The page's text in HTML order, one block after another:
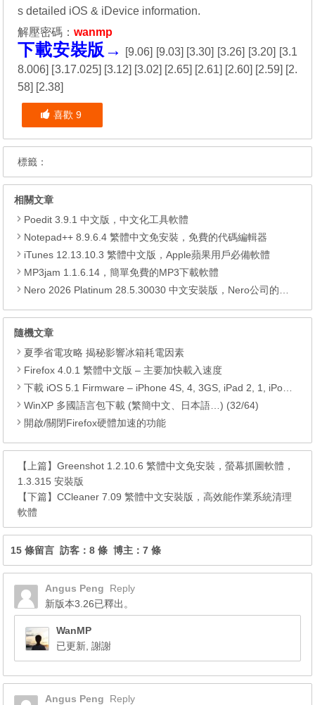
s detailed iOS & iDevice information.
解壓密碼：wanmp
下載安裝版→ [9.06] [9.03] [3.30] [3.26] [3.20] [3.1
8.006] [3.17.025] [3.12] [3.02] [2.65] [2.61] [2.60] [2.59] [2.
58] [2.38]
喜歡 9
標籤：
相關文章
Poedit 3.9.1 中文版，中文化工具軟體
Notepad++ 8.9.6.4 繁體中文免安裝，免費的代碼編輯器
iTunes 12.13.10.3 繁體中文版，Apple蘋果用戶必備軟體
MP3jam 1.1.6.14，簡單免費的MP3下載軟體
Nero 2026 Platinum 28.5.30030 中文安裝版，Nero公司的全功能多媒體燒錄轉檔軟體
隨機文章
夏季省電攻略 揭秘影響冰箱耗電因素
Firefox 4.0.1 繁體中文版 – 主要加快載入速度
下載 iOS 5.1 Firmware – iPhone 4S, 4, 3GS, iPad 2, 1, iPod Touch 4G, 3G
WinXP 多國語言包下載 (繁簡中文、日本語…) (32/64)
開啟/關閉Firefox硬體加速的功能
【上篇】Greenshot 1.2.10.6 繁體中文免安裝，螢幕抓圖軟體，
1.3.315 安裝版
【下篇】CCleaner 7.09 繁體中文安裝版，高效能作業系統清理
軟體
15 條留言 訪客：8 條 博主：7 條
Angus Peng
Reply
新版本3.26已釋出。
WanMP
已更新, 謝謝
Angus Peng
Reply